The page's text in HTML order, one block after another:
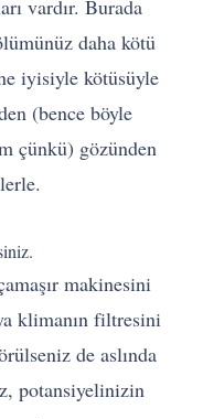
vardır. Burada
daha kötü
iyisiyle kötüsüyle
(bence böyle
çünkü) gözünden
makinesini
klimanın filtresini
de aslında
potansiyelinizin